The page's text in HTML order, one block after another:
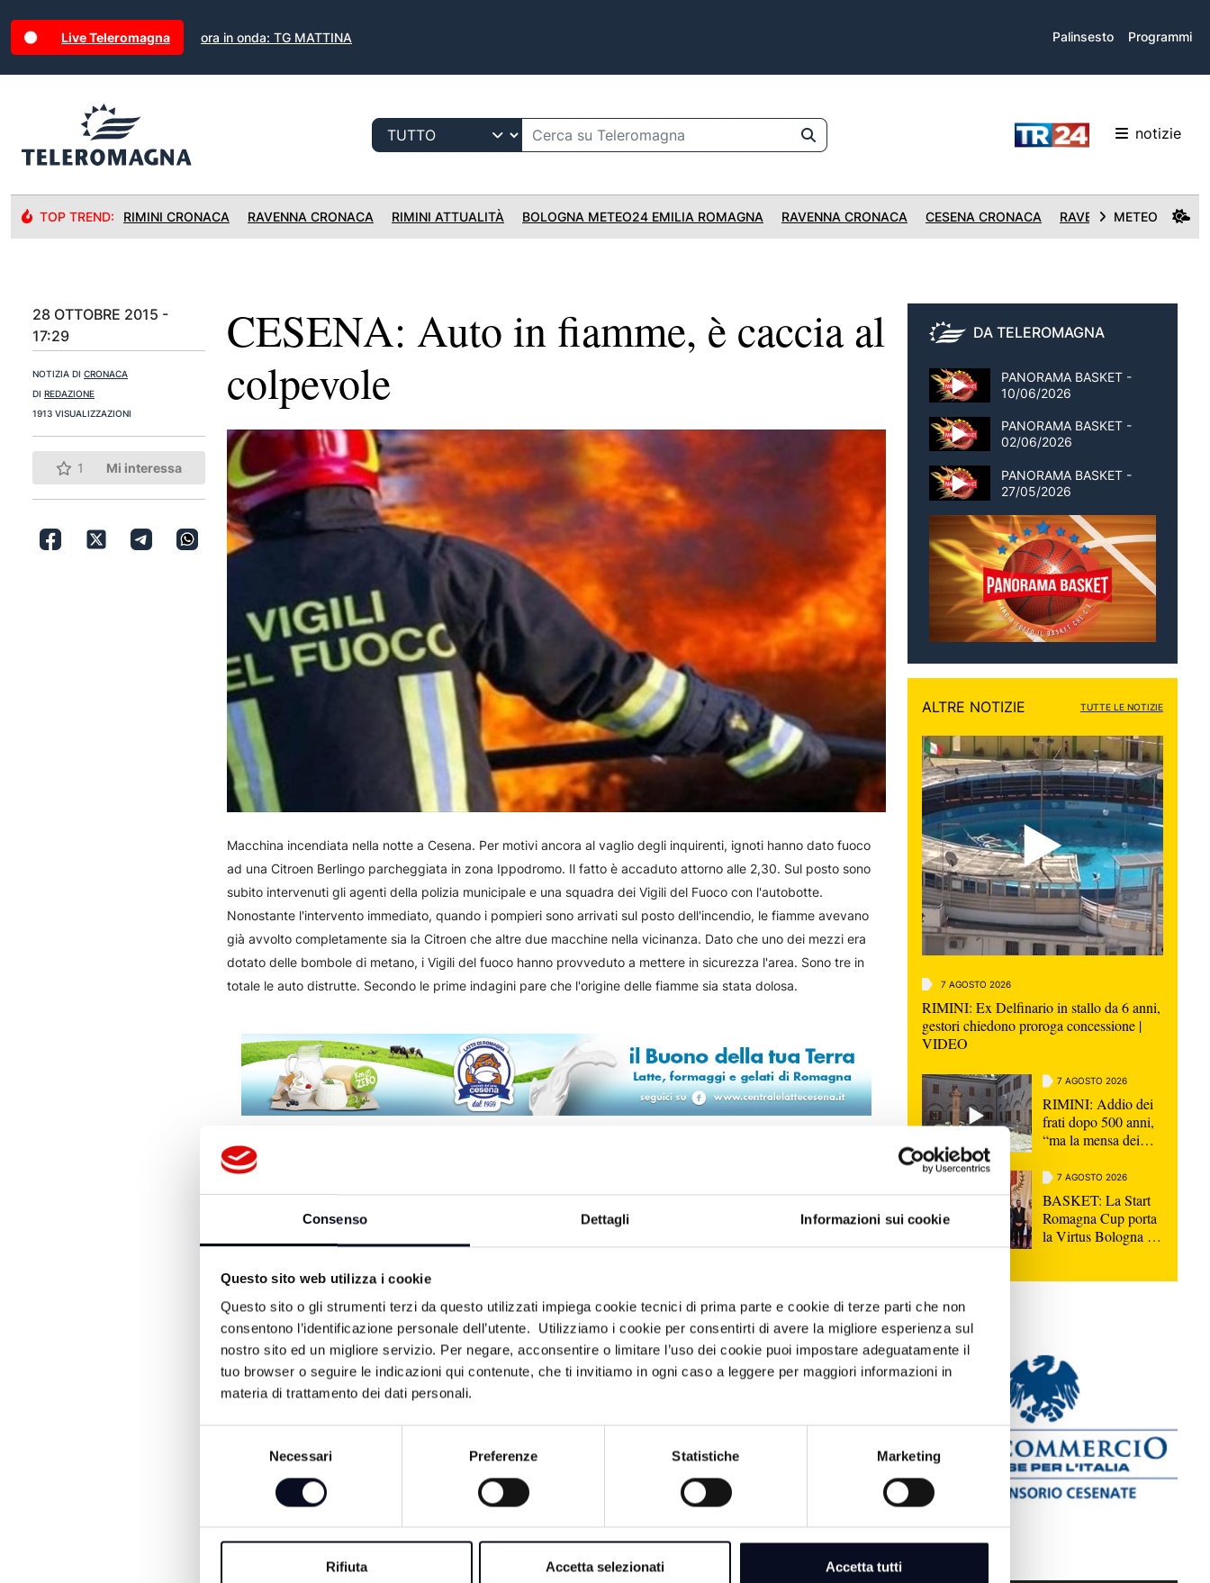
Consenso Dettagli Informazioni sui cookie
Questo sito web utilizza i cookie
Questo sito o gli strumenti terzi da questo utilizzati impiega cookie tecnici di prima parte e cookie di terze parti che non
consentono l’identificazione personale dell’utente. Utilizziamo i cookie per consentirti di avere la migliore esperienza sul
nostro sito ed un migliore servizio. Per negare, acconsentire o limitare l’uso dei cookie puoi impostare adeguatamente il
tuo browser o seguire le indicazioni qui contenute, che ti invitiamo in ogni caso a leggere per maggiori informazioni in
materia di trattamento dei dati personali.
Necessari Preferenze Statistiche Marketing
Rifiuta Accetta selezionati Accetta tutti
Live Teleromagna ora in onda: TG MATTINA Palinsesto Programmi
notizie
TOP TREND: RIMINI CRONACA RAVENNA CRONACA RIMINI ATTUALITÀ BOLOGNA METEO24 EMILIA ROMAGNA RAVENNA CRONACA CESENA CRONACA RAVENNA CRONACA
METEO
28 OTTOBRE 2015 -
17:29
NOTIZIA DI CRONACA
DI REDAZIONE
1913 VISUALIZZAZIONI
1 Mi interessa
CESENA: Auto in fiamme, è caccia al
colpevole
Macchina incendiata nella notte a Cesena. Per motivi ancora al vaglio degli inquirenti, ignoti hanno dato fuoco
ad una Citroen Berlingo parcheggiata in zona Ippodromo. Il fatto è accaduto attorno alle 2,30. Sul posto sono
subito intervenuti gli agenti della polizia municipale e una squadra dei Vigili del Fuoco con l'autobotte.
Nonostante l'intervento immediato, quando i pompieri sono arrivati sul posto dell'incendio, le fiamme avevano
già avvolto completamente sia la Citroen che altre due macchine nella vicinanza. Dato che uno dei mezzi era
dotato delle bombole di metano, i Vigili del fuoco hanno provveduto a mettere in sicurezza l'area. Sono tre in
totale le auto distrutte. Secondo le prime indagini pare che l'origine delle fiamme sia stata dolosa.
nell'omicidio Musiani,
arrestati 4 giovani di Forlì
aggravato in concorso
Carabinieri
7 AGOSTO 2026
7 AGOSTO 2026
BOLOGNA: Scomparsa
Guccini, Comune proclama lutto
cittadino per sabato 8 agosto
DA TELEROMAGNA
PANORAMA BASKET -
10/06/2026
PANORAMA BASKET -
02/06/2026
PANORAMA BASKET -
27/05/2026
ALTRE NOTIZIE TUTTE LE NOTIZIE
7 AGOSTO 2026
RIMINI: Ex Delfinario in stallo da 6 anni,
gestori chiedono proroga concessione |
VIDEO
7 AGOSTO 2026
RIMINI: Addio dei
frati dopo 500 anni,
“ma la mensa dei
VIDEO
7 AGOSTO 2026
BASKET: La Start
Romagna Cup porta
la Virtus Bologna sul